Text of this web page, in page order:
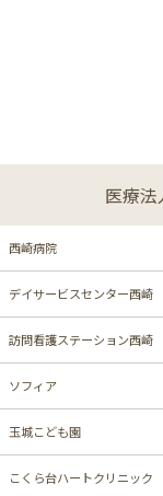
医療
西崎病院
デイサービスセンター西崎
訪問看護ステーション西崎
ソフィア
玉城こども園
こくら台ハートクリニック